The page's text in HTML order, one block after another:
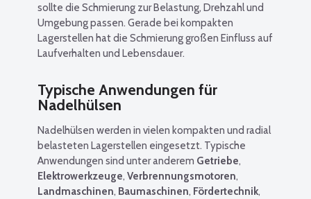
sollte die Schmierung zur Belastung, Drehzahl und
Umgebung passen. Gerade bei kompakten
Lagerstellen hat die Schmierung großen Einfluss auf
Laufverhalten und Lebensdauer.
Typische Anwendungen für
Nadelhülsen
Nadelhülsen werden in vielen kompakten und radial
belasteten Lagerstellen eingesetzt. Typische
Anwendungen sind unter anderem Getriebe,
Elektrowerkzeuge, Verbrennungsmotoren,
Landmaschinen, Baumaschinen, Fördertechnik,